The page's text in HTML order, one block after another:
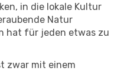
in die lokale Kultur
Natur
hat für jeden etwas zu
zwar mit einem